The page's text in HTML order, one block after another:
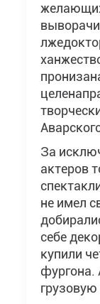
За
актеров
не имел
себе
купили
фургона.